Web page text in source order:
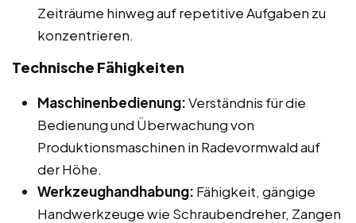
Zeiträume hinweg auf repetitive Aufgaben zu
konzentrieren.
Technische Fähigkeiten
Maschinenbedienung:Verständnis für die
Bedienung und Überwachung von
Produktionsmaschinen in Radevormwald auf
der Höhe.
Werkzeughandhabung: Fähigkeit, gängige
Handwerkzeuge wie Schraubendreher, Zangen